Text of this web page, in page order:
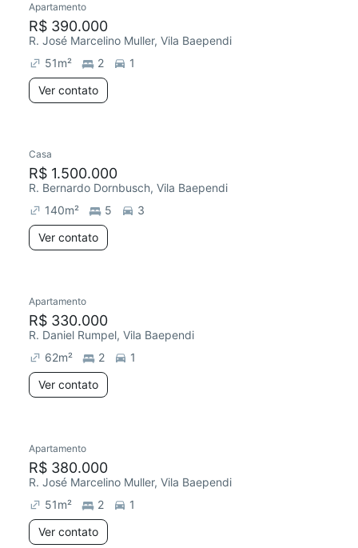
Apartamento
R$ 390.000
R. José Marcelino Muller, Vila Baependi
51m² 2
1
Ver contato
Casa
R$ 1.500.000
R. Bernardo Dornbusch, Vila Baependi
140m² 5
3
Ver contato
Redecorar
Apartamento
R$ 330.000
R. Daniel Rumpel, Vila Baependi
62m² 2
1
Ver contato
Redecorar
Apartamento
R$ 380.000
R. José Marcelino Muller, Vila Baependi
51m² 2
1
Ver contato